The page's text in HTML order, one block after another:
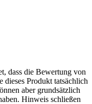
dass die Bewertung von
dieses Produkt tatsächlich
aber grundsätzlich
Hinweis schließen